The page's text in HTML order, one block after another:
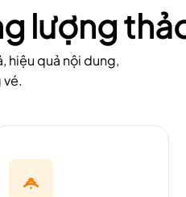
lượng
hiệu quả nội dung,
vé.